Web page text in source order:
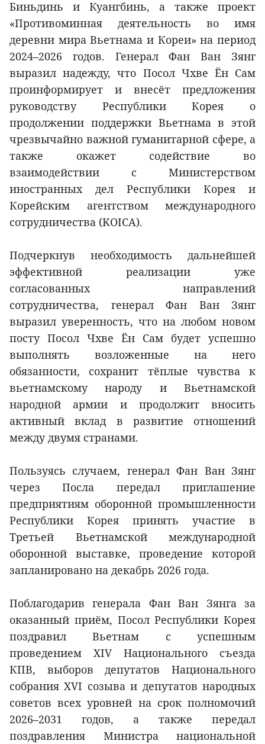
Биньдинь и Куангбинь, а также проект
«Противоминная деятельность во имя
деревни мира Вьетнама и Кореи» на период
2024–2026 годов. Генерал Фан Ван Зянг
выразил надежду, что Посол Чхве Ён Сам
проинформирует и внесёт предложения
руководству Республики Корея о
продолжении поддержки Вьетнама в этой
чрезвычайно важной гуманитарной сфере, а
также окажет содействие во
взаимодействии с Министерством
иностранных дел Республики Корея и
Корейским агентством международного
сотрудничества (KOICA).
Подчеркнув необходимость дальнейшей
эффективной реализации уже
согласованных направлений
сотрудничества, генерал Фан Ван Зянг
выразил уверенность, что на любом новом
посту Посол Чхве Ён Сам будет успешно
выполнять возложенные на него
обязанности, сохранит тёплые чувства к
вьетнамскому народу и Вьетнамской
народной армии и продолжит вносить
активный вклад в развитие отношений
между двумя странами.
Пользуясь случаем, генерал Фан Ван Зянг
через Посла передал приглашение
предприятиям оборонной промышленности
Республики Корея принять участие в
Третьей Вьетнамской международной
оборонной выставке, проведение которой
запланировано на декабрь 2026 года.
Поблагодарив генерала Фан Ван Зянга за
оказанный приём, Посол Республики Корея
поздравил Вьетнам с успешным
проведением XIV Национального съезда
КПВ, выборов депутатов Национального
собрания XVI созыва и депутатов народных
советов всех уровней на срок полномочий
2026–2031 годов, а также передал
поздравления Министра национальной